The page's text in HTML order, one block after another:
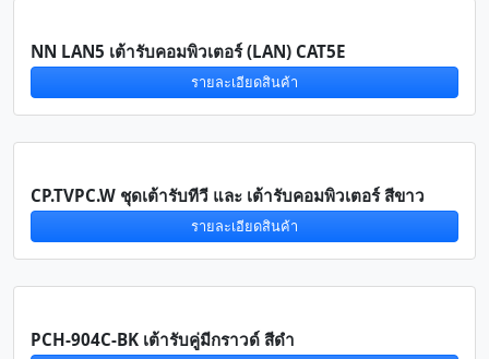
NN LAN5 เต้ารับคอมพิวเตอร์ (LAN) CAT5E
รายละเอียดสินค้า
CP.TVPC.W ชุดเต้ารับทีวี และ เต้ารับคอมพิวเตอร์ สีขาว
รายละเอียดสินค้า
PCH-904C-BK เต้ารับคู่มีกราวด์ สีดำ